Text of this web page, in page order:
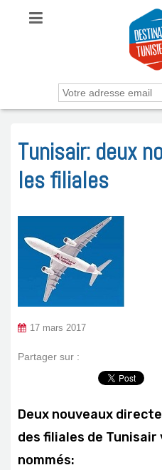
Tunisair: deux
les filiales
17 mars 2017
Partager sur :
Deux nouveaux
des filiales de Tunisair
nommés: